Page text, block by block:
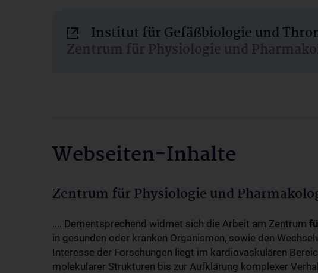
Institut für Gefäßbiologie und
Zentrum für Physiologie und
Webseiten-Inhalte
Zentrum für Physiologie und
.... Dementsprechend widmet sich die Arbeit am Zentrum
in gesunden oder kranken Organismen, sowie den
Interesse der Forschungen liegt im kardiovaskulären
molekularer Strukturen bis zur Aufklärung komplexer